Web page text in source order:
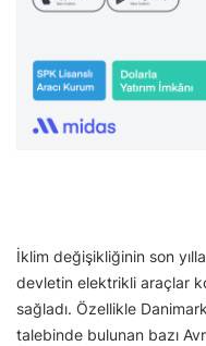
İklim değişikliğinin son
devletin elektrikli araçlar
sağladı. Özellikle
talebinde bulunan bazı